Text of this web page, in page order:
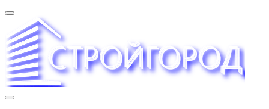
Перейти
содержимому